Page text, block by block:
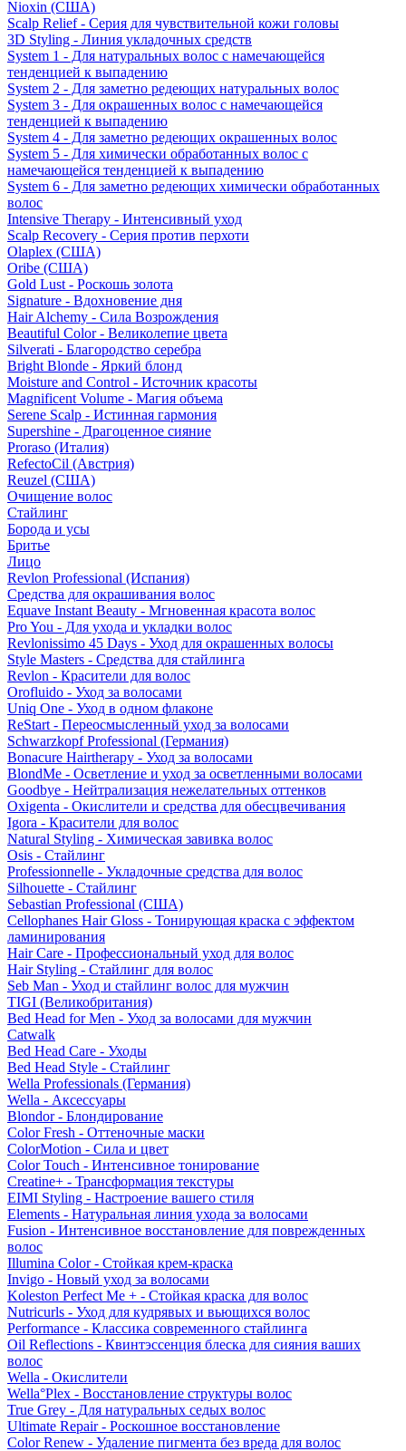
Nioxin (США)
Scalp Relief - Серия для чувствительной кожи головы
3D Styling - Линия укладочных средств
System 1 - Для натуральных волос с намечающейся
тенденцией к выпадению
System 2 - Для заметно редеющих натуральных волос
System 3 - Для окрашенных волос с намечающейся
тенденцией к выпадению
System 4 - Для заметно редеющих окрашенных волос
System 5 - Для химически обработанных волос с
намечающейся тенденцией к выпадению
System 6 - Для заметно редеющих химически обработанных
волос
Intensive Therapy - Интенсивный уход
Scalp Recovery - Серия против перхоти
Olaplex (США)
Oribe (США)
Gold Lust - Роскошь золота
Signature - Вдохновение дня
Hair Alchemy - Сила Возрождения
Beautiful Color - Великолепие цвета
Silverati - Благородство серебра
Bright Blonde - Яркий блонд
Moisture and Control - Источник красоты
Magnificent Volume - Магия объема
Serene Scalp - Истинная гармония
Supershine - Драгоценное сияние
Proraso (Италия)
RefectoCil (Австрия)
Reuzel (США)
Очищение волос
Стайлинг
Борода и усы
Бритье
Лицо
Revlon Professional (Испания)
Средства для окрашивания волос
Equave Instant Beauty - Мгновенная красота волос
Pro You - Для ухода и укладки волос
Revlonissimo 45 Days - Уход для окрашенных волосы
Style Masters - Средства для стайлинга
Revlon - Красители для волос
Orofluido - Уход за волосами
Uniq One - Уход в одном флаконе
ReStart - Переосмысленный уход за волосами
Schwarzkopf Professional (Германия)
Bonacure Hairtherapy - Уход за волосами
BlondMe - Осветление и уход за осветленными волосами
Goodbye - Нейтрализация нежелательных оттенков
Oxigenta - Окислители и средства для обесцвечивания
Igora - Красители для волос
Natural Styling - Химическая завивка волос
Osis - Стайлинг
Professionnelle - Укладочные средства для волос
Silhouette - Стайлинг
Sebastian Professional (США)
Cellophanes Hair Gloss - Тонирующая краска с эффектом
ламинирования
Hair Care - Профессиональный уход для волос
Hair Styling - Стайлинг для волос
Seb Man - Уход и стайлинг волос для мужчин
TIGI (Великобритания)
Bed Head for Men - Уход за волосами для мужчин
Catwalk
Bed Head Care - Уходы
Bed Head Style - Стайлинг
Wella Professionals (Германия)
Wella - Аксессуары
Blondor - Блондирование
Color Fresh - Оттеночные маски
ColorMotion - Сила и цвет
Color Touch - Интенсивное тонирование
Creatine+ - Трансформация текстуры
EIMI Styling - Настроение вашего стиля
Elements - Натуральная линия ухода за волосами
Fusion - Интенсивное восстановление для поврежденных
волос
Illumina Color - Стойкая крем-краска
Invigo - Новый уход за волосами
Koleston Perfect Me + - Стойкая краска для волос
Nutricurls - Уход для кудрявых и вьющихся волос
Performance - Классика современного стайлинга
Oil Reflections - Квинтэссенция блеска для сияния ваших
волос
Wella - Окислители
Wella°Plex - Восстановление структуры волос
True Grey - Для натуральных седых волос
Ultimate Repair - Роскошное восстановление
Color Renew - Удаление пигмента без вреда для волос